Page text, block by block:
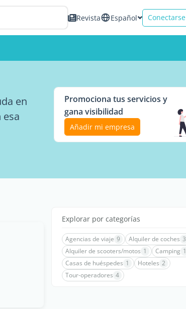
Revista Español Conectarse
en
Promociona tus servicios y
gana visibilidad
Añadir mi empresa
Explorar por categorías
Agencias de viaje 9 Alquiler de coches 3
Alquiler de scooters/motos 1 Camping 1
Casas de huéspedes 1 Hoteles 2
Tour-operadores 4